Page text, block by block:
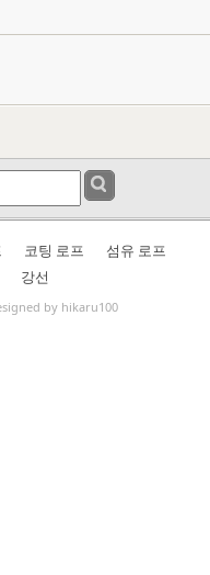
코팅 로프
섬유 로프
강선
by hikaru100